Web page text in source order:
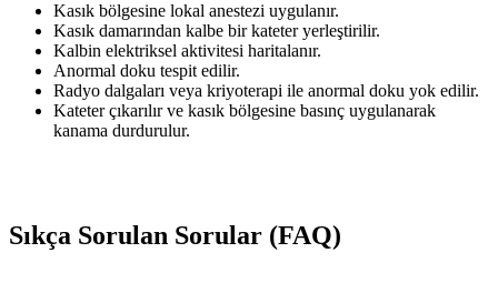
Kasık bölgesine lokal anestezi uygulanır.
Kasık damarından kalbe bir kateter yerleştirilir.
Kalbin elektriksel aktivitesi haritalanır.
Anormal doku tespit edilir.
Radyo dalgaları veya kriyoterapi ile anormal doku yok edilir.
Kateter çıkarılır ve kasık bölgesine basınç uygulanarak
kanama durdurulur.
Sıkça Sorulan Sorular (FAQ)